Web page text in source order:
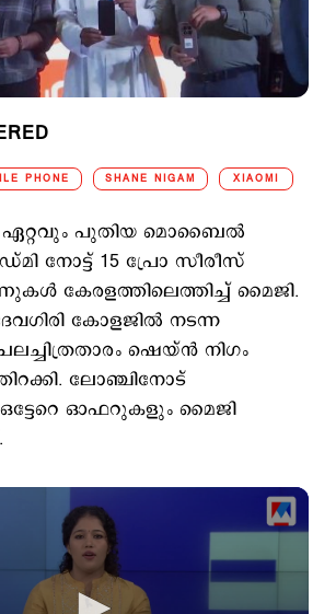
PHONE SHANE NIGAM XIAOMI
ഏറ്റവും പുതിയ മൊബൈല്‍
നോട്ട് 15 പ്രോ സീരീസ്
കേരളത്തിലെത്തിച്ച് മൈജി.
കോളജില്‍ നടന്ന
ഷെയ്ന്‍ നിഗം
ലോഞ്ചിനോട്
ഓഫറുകളും മൈജി